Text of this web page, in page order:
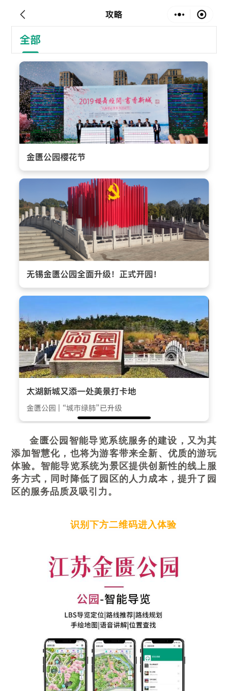
金匮公园智能导览系统服务的建设，又为其
添加智慧化，也将为游客带来全新、优质的游玩
体验。智能导览系统为景区提供创新性的线上服
务方式，同时降低了园区的人力成本，提升了园
区的服务品质及吸引力。
识别下方二维码进入体验